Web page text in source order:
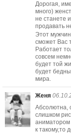
Дорогая,
много)
не станете
продавать
Этот
сможет Вас
Работает
совсем
будет той
будет
мира.
Женя
Абсолютна,
слишком
аниматором
к такому,то